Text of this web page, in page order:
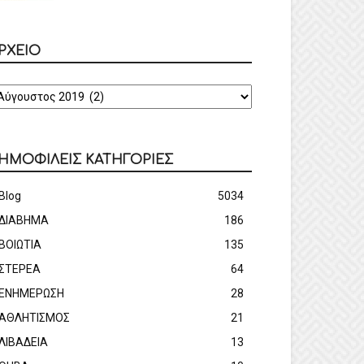
ΚΑΤΗΓΟΡΙΕΣ
Blog
5034
186
ΒΟΙΩΤΙΑ
135
64
ΕΝΗΜΕΡΩΣΗ
28
21
13